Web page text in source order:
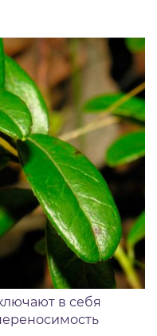
в себя